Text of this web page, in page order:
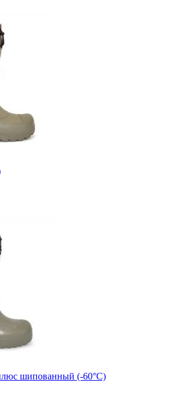
шипованный (-60°С)